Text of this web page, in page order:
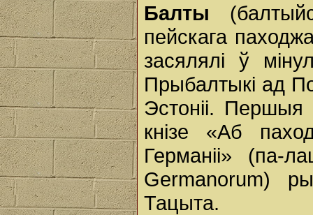
Балты
пейскага
засялялі ў
Прыбалтыкі ад
Эстоніі. Першыя
кнізе «Аб
Германіі» (па-
Germanorum)
Тацыта.